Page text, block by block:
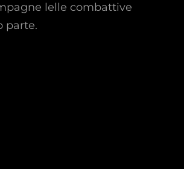
lelle combattive
parte.